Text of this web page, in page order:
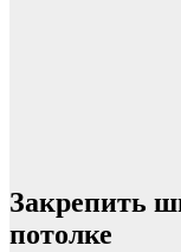
Закрепить
потолке